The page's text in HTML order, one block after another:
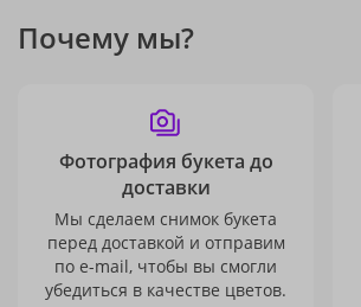
Почему мы?
Фотография букета до
доставки
Мы сделаем снимок букета
перед доставкой и отправим
по e-mail, чтобы вы смогли
убедиться в качестве цветов.